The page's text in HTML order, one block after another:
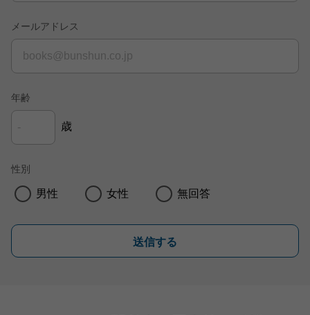
メールアドレス
年齢
歳
性別
男性 女性 無回答
送信する